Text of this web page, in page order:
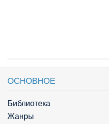
ОСНОВНОЕ
Библиотека
Жанры